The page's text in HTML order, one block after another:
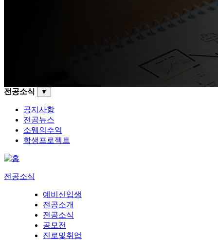
전공소식 ▼
공지사항
전공뉴스
소웨의추억
학생프로젝트
전공소식
예비신입생
전공소개
전공소식
공모전
진로및취업